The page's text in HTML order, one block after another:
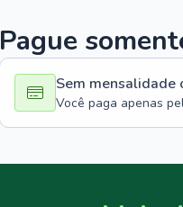
Pague
Sem mensalidade
Você paga apenas